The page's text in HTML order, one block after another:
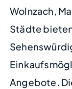
Wolnzach,
Städte
Angebote.